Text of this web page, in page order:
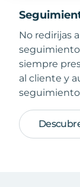
No redirijas
siempre
al cliente y